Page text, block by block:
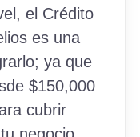
el Crédito
es una
ya que
$150,000
cubrir